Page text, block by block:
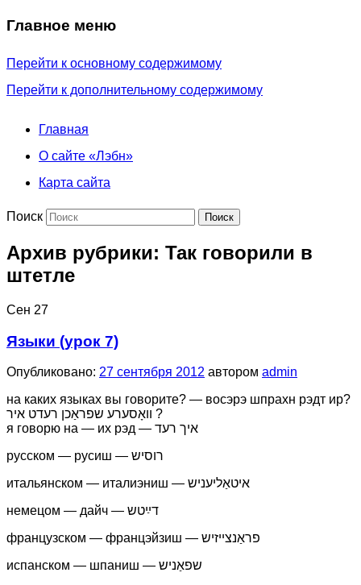
Главное меню
Перейти к основному содержимому
Перейти к дополнительному содержимому
Главная
О сайте «Лэбн»
Карта сайта
Поиск
Архив рубрики: Так говорили в
штетле
Сен 27
Языки (урок 7)
Опубликовано: 27 сентября 2012 автором admin
на каких языках вы говорите? — восэрэ шпрахн рэдт ир?
װאָסערע שפראַכן רעדט איר ?
я говорю на — их рэд — איך רעד
русском — русиш — רוסיש
итальянском — италиэниш — איטאַליעניש
немецом — дайч — דײַטש
французском — францэйзиш — פראַנצײזיש
испанском — шпаниш — שפאַניש